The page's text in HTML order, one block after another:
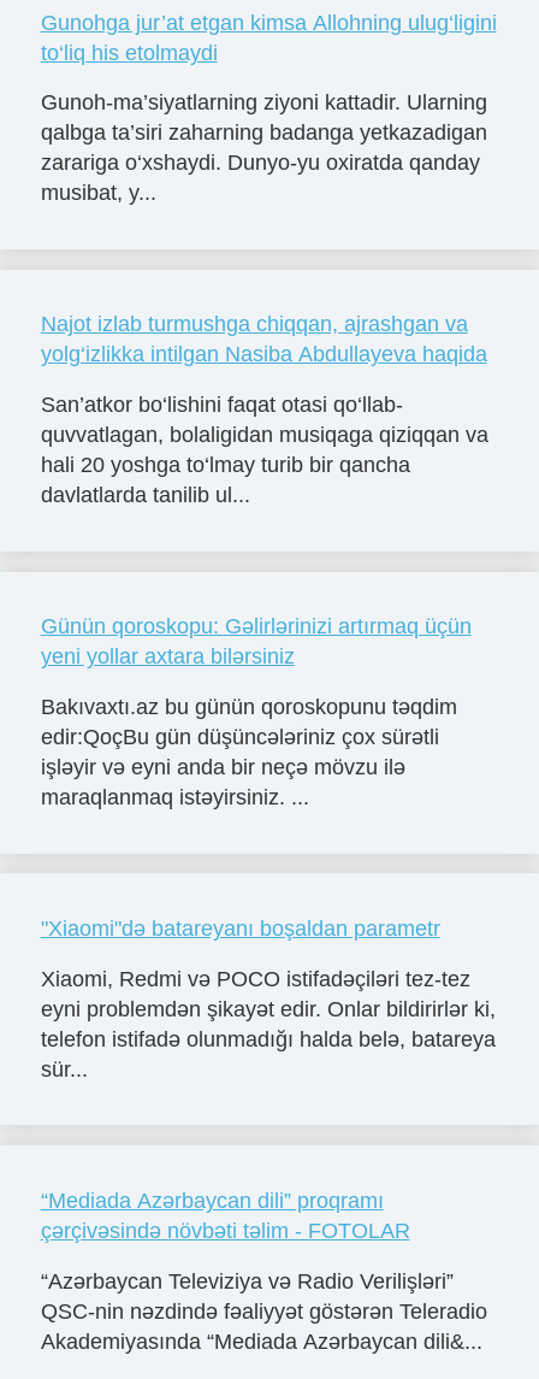
Gunohga jur’at etgan kimsa Allohning ulug‘ligini
to‘liq his etolmaydi
Gunoh-ma’siyatlarning ziyoni kattadir. Ularning
qalbga ta’siri zaharning badanga yetkazadigan
zarariga o‘xshaydi. Dunyo-yu oxiratda qanday
musibat, y...
Najot izlab turmushga chiqqan, ajrashgan va
yolg‘izlikka intilgan Nasiba Abdullayeva haqida
San’atkor bo‘lishini faqat otasi qo‘llab-
quvvatlagan, bolaligidan musiqaga qiziqqan va
hali 20 yoshga to‘lmay turib bir qancha
davlatlarda tanilib ul...
Günün qoroskopu: Gəlirlərinizi artırmaq üçün
yeni yollar axtara bilərsiniz
Bakıvaxtı.az bu günün qoroskopunu təqdim
edir:QoçBu gün düşüncələriniz çox sürətli
işləyir və eyni anda bir neçə mövzu ilə
maraqlanmaq istəyirsiniz. ...
"Xiaomi"də batareyanı boşaldan parametr
Xiaomi, Redmi və POCO istifadəçiləri tez-tez
eyni problemdən şikayət edir. Onlar bildirirlər ki,
telefon istifadə olunmadığı halda belə, batareya
sür...
“Mediada Azərbaycan dili” proqramı
çərçivəsində növbəti təlim - FOTOLAR
“Azərbaycan Televiziya və Radio Verilişləri”
QSC-nin nəzdində fəaliyyət göstərən Teleradio
Akademiyasında “Mediada Azərbaycan dili&...